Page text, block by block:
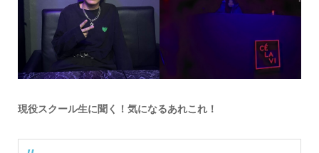
現役スクール生に聞く！気になるあれこれ！